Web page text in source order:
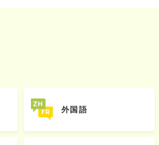
外国語